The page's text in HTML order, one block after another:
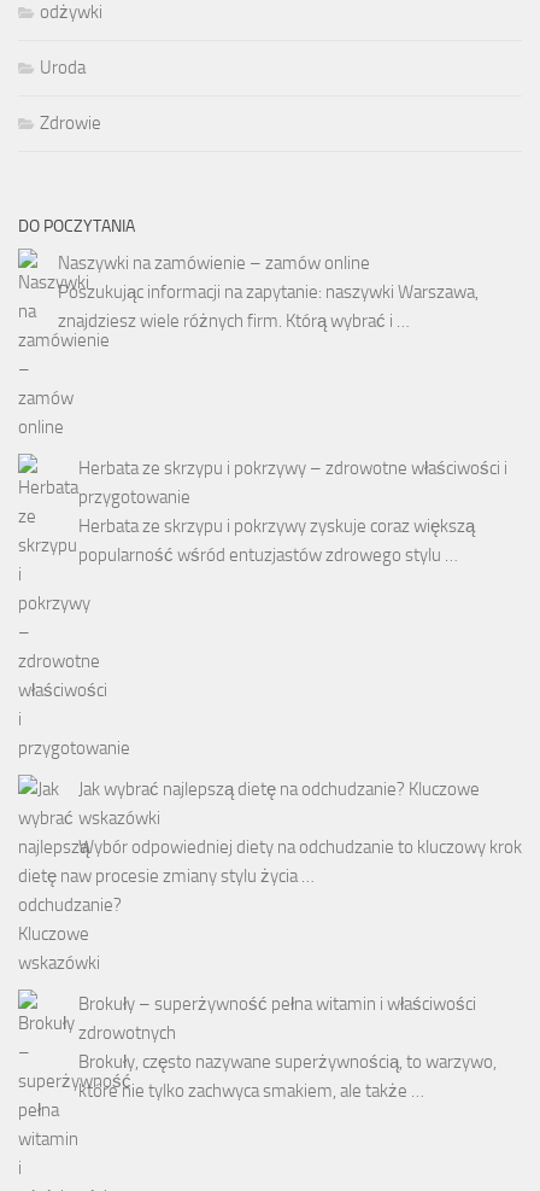
odżywki
Uroda
Zdrowie
DO POCZYTANIA
Naszywki na zamówienie – zamów online
Poszukując informacji na zapytanie: naszywki Warszawa,
znajdziesz wiele różnych firm. Którą wybrać i …
Herbata ze skrzypu i pokrzywy – zdrowotne właściwości i
przygotowanie
Herbata ze skrzypu i pokrzywy zyskuje coraz większą
popularność wśród entuzjastów zdrowego stylu …
Jak wybrać najlepszą dietę na odchudzanie? Kluczowe
wskazówki
Wybór odpowiedniej diety na odchudzanie to kluczowy krok
w procesie zmiany stylu życia …
Brokuły – superżywność pełna witamin i właściwości
zdrowotnych
Brokuły, często nazywane superżywnością, to warzywo,
które nie tylko zachwyca smakiem, ale także …